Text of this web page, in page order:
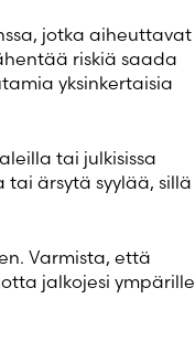
jotka aiheuttavat
riskiä saada
yksinkertaisia
tai julkisissa
ärsytä syylää, sillä
Varmista, että
jalkojesi ympärille